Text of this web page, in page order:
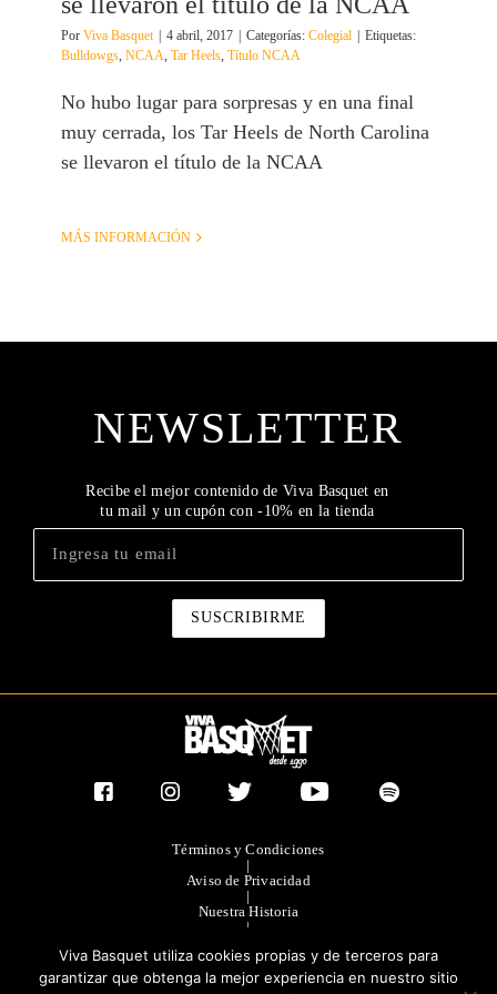
Por Viva Basquet 4 abril, 2017 Categorías: Colegial
Etiquetas:
Bulldowgs, NCAA, Tar Heels, Título NCAA
No hubo lugar para sorpresas y en una final
muy cerrada, los Tar Heels de North Carolina
se llevaron el título de la NCAA
MÁS INFORMACIÓN
NEWSLETTER
Recibe el mejor contenido de Viva Basquet en
tu mail y un cupón con -10% en la tienda
Términos y Condiciones
|
Aviso de Privacidad
|
Nuestra Historia
|
|
Publicidad
Viva Basquet utiliza cookies propias y de terceros para
garantizar que obtenga la mejor experiencia en nuestro sitio